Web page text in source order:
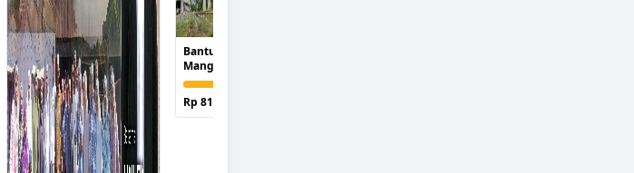
Bantu Selesaikan Masjid
Mangkrak di Kab. Aceh
Tengah
Rp 81.534.249